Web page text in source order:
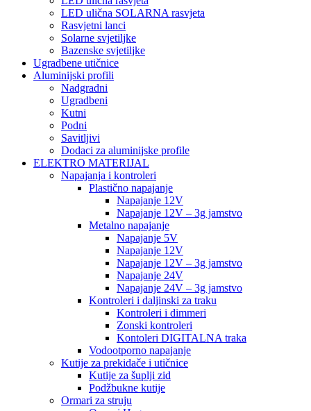
LED ulična SOLARNA rasvjeta
Rasvjetni lanci
Solarne svjetiljke
Bazenske svjetiljke
Ugradbene utičnice
Aluminijski profili
Nadgradni
Ugradbeni
Kutni
Podni
Savitljivi
Dodaci za aluminijske profile
ELEKTRO MATERIJAL
Napajanja i kontroleri
Plastično napajanje
Napajanje 12V
Napajanje 12V – 3g jamstvo
Metalno napajanje
Napajanje 5V
Napajanje 12V
Napajanje 12V – 3g jamstvo
Napajanje 24V
Napajanje 24V – 3g jamstvo
Kontroleri i daljinski za traku
Kontroleri i dimmeri
Zonski kontroleri
Kontoleri DIGITALNA traka
Vodootporno napajanje
Kutije za prekidače i utičnice
Kutije za šuplji zid
Podžbukne kutije
Ormari za struju